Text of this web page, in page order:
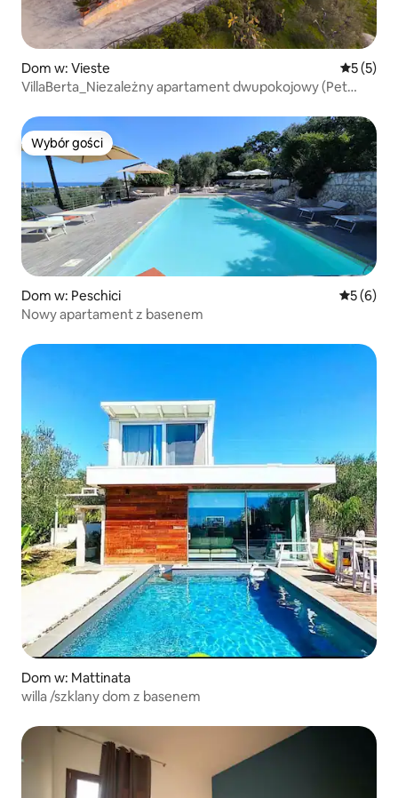
Dom w: Vieste Średnia
5 (5)
VillaBerta_Niezależny apartament dwupokojowy (Pet
Wybór gości
Wybór gości
Dom w: Peschici Średnia
5 (6)
Nowy apartament z basenem
Dom w: Mattinata
willa /szklany dom z basenem